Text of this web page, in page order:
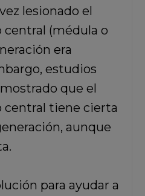
lesionado el
(médula o
era
estudios
que el
central tiene cierta
aunque
para ayudar a